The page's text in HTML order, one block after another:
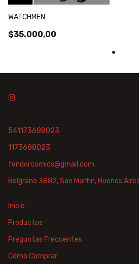
WATCHMEN
$35.000,00
541173688023
1173688023
fendorcomics@gmail.com
Belgrano 3882, San Martin, Buenos
Inicio
Productos
Preguntas Frecuentes
Cómo Comprar